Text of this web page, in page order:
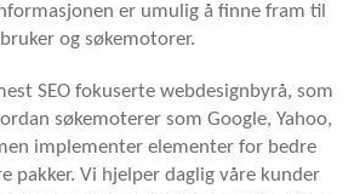
er umulig å finne fram til
og søkemotorer.
SEO fokuserte webdesignbyrå, som
søkemoterer som Google, Yahoo,
implementer elementer for bedre
pakker. Vi hjelper daglig våre kunder